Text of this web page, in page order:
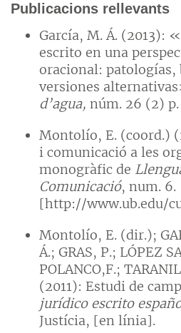
Publicacions rellevants
García, M. Á. (2013):
escrito en una
oracional: patologías,
versiones
d’agua, núm. 26 (2)
Montolío, E. (coord.)
i comunicació a les
monogràfic de
Comunicació, num. 6.
[http://www.ub.edu/
Montolío, E. (dir.);
Á.; GRAS, P.; LÓPEZ
POLANCO,F.;
(2011): Estudi de
jurídico escrito
Justícia, [en línia].